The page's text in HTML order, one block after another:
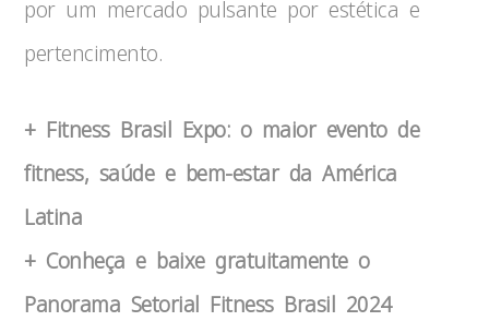
por um mercado pulsante por estética e
pertencimento.
+ Fitness Brasil Expo: o maior evento de
fitness, saúde e bem-estar da América
Latina
+ Conheça e baixe gratuitamente o
Panorama Setorial Fitness Brasil 2024